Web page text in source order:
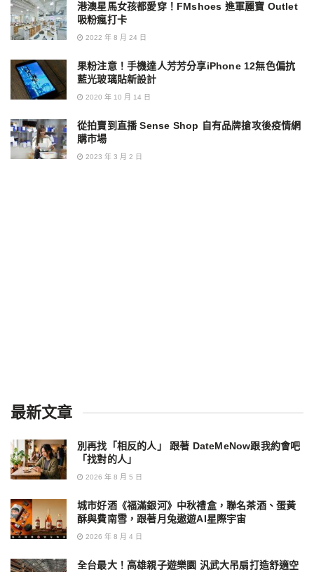
港澳星馬女孩都愛穿！FMshoes 進軍麗寶 Outlet
吸粉瘋打卡
2022 年 8 月 24 日
果粉注意！手機達人芳芳分享iPhone 12無色偏抗
藍光玻璃貼新設計
2020 年 10 月 14 日
從拍賣到直播 Sense Shop 自有品牌搶攻後疫情網
購市場
2023 年 3 月 2 日
最新文章
別再找「相反的人」 跟著 DateMeNow跟我約會吧
「找對的人」
2026 年 8 月 5 日
城市好酒《福滿銀河》中秋禮盒，聯名茶酒、蛋黃
酥與費南雪，跟著月兔遨遊AI星際宇宙
2026 年 8 月 4 日
全台最大！高雄親子遊樂園 汎武大吊扇打造舒適空